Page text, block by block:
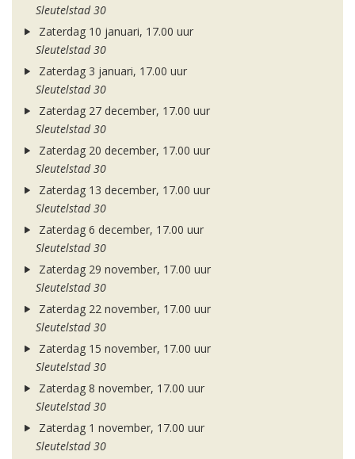
Sleutelstad 30
Zaterdag 10 januari, 17.00 uur
Sleutelstad 30
Zaterdag 3 januari, 17.00 uur
Sleutelstad 30
Zaterdag 27 december, 17.00 uur
Sleutelstad 30
Zaterdag 20 december, 17.00 uur
Sleutelstad 30
Zaterdag 13 december, 17.00 uur
Sleutelstad 30
Zaterdag 6 december, 17.00 uur
Sleutelstad 30
Zaterdag 29 november, 17.00 uur
Sleutelstad 30
Zaterdag 22 november, 17.00 uur
Sleutelstad 30
Zaterdag 15 november, 17.00 uur
Sleutelstad 30
Zaterdag 8 november, 17.00 uur
Sleutelstad 30
Zaterdag 1 november, 17.00 uur
Sleutelstad 30